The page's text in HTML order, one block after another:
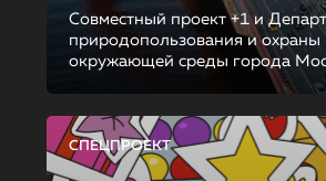
Совместный проект +1 и
природопользования и охраны
окружающей среды города
СПЕЦПРОЕКТ